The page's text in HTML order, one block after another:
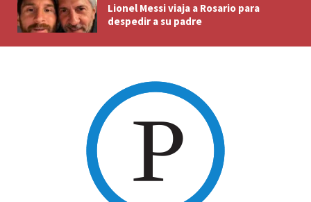
Lionel Messi viaja a Rosario para
despedir a su padre